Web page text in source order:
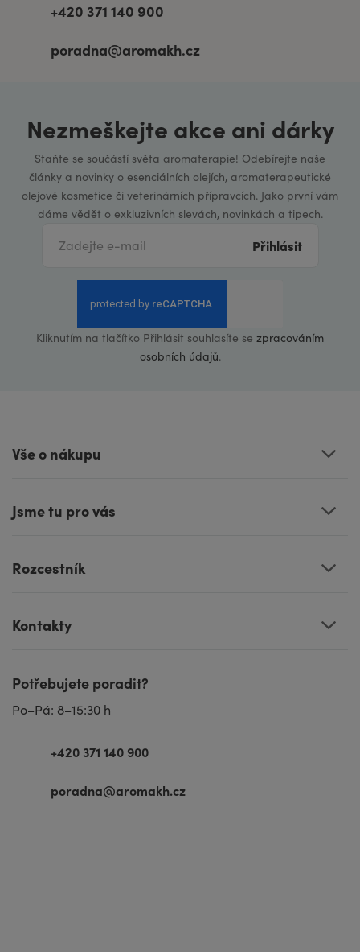
+420 371 140 900
poradna@aromakh.cz
Nezmeškejte akce ani dárky
Staňte se součástí světa aromaterapie! Odebírejte naše
články a novinky o esenciálních olejích, aromaterapeutické
olejové kosmetice či veterinárních přípravcích. Jako první vám
dáme vědět o exkluzivních slevách, novinkách a tipech.
Přihlásit
Kliknutím na tlačítko Přihlásit souhlasíte se zpracováním
osobních údajů.
Vše o nákupu
Jsme tu pro vás
Rozcestník
Kontakty
Potřebujete poradit?
Po–Pá: 8–15:30 h
+420 371 140 900
poradna@aromakh.cz